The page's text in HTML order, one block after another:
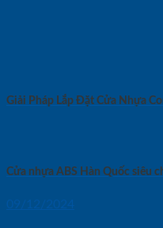
Giải Pháp Lắp Đặt Cửa Nhựa
Cửa nhựa ABS Hàn Quốc siêu
09/12/2024